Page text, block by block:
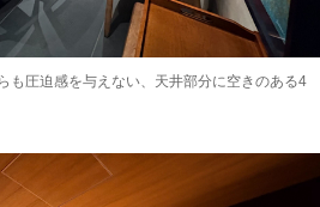
も圧迫感を与えない、天井部分に空きのある4